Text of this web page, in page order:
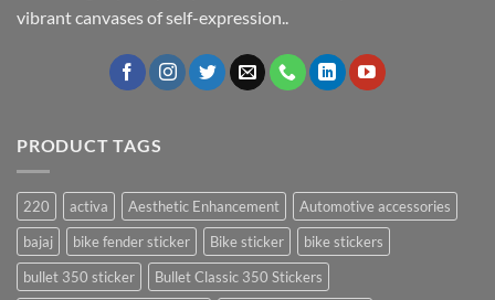
vibrant canvases of self-expression..
PRODUCT TAGS
220 activa Aesthetic Enhancement
Automotive accessories
bajaj
bike fender sticker Bike sticker
bike stickers
bullet 350 sticker
Bullet Classic 350 Stickers